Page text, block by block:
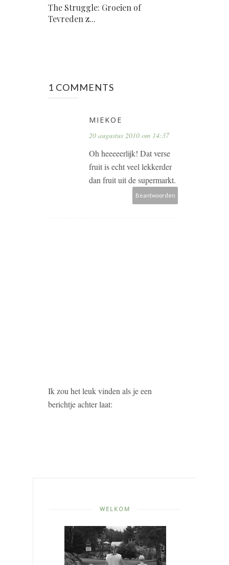
The Struggle: Groeien of
Tevreden z...
1 COMMENTS
MIEKOE
20 augustus 2010 om 14:37
Oh heeeeerlijk! Dat verse
fruit is echt veel lekkerder
dan fruit uit de supermarkt.
Beantwoorden
Ik zou het leuk vinden als je een
berichtje achter laat:
WELKOM